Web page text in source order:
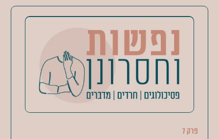
פרק 7